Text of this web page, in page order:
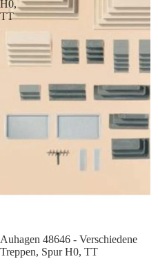
H0,
TT
Auhagen 48646 - Verschiedene
Treppen, Spur H0, TT